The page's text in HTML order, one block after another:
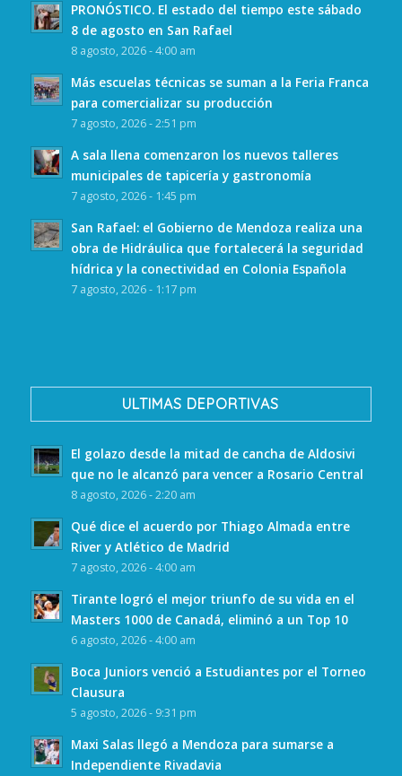
PRONÓSTICO. El estado del tiempo este sábado
8 de agosto en San Rafael
8 agosto, 2026 - 4:00 am
Más escuelas técnicas se suman a la Feria Franca
para comercializar su producción
7 agosto, 2026 - 2:51 pm
A sala llena comenzaron los nuevos talleres
municipales de tapicería y gastronomía
7 agosto, 2026 - 1:45 pm
San Rafael: el Gobierno de Mendoza realiza una
obra de Hidráulica que fortalecerá la seguridad
hídrica y la conectividad en Colonia Española
7 agosto, 2026 - 1:17 pm
ULTIMAS DEPORTIVAS
El golazo desde la mitad de cancha de Aldosivi
que no le alcanzó para vencer a Rosario Central
8 agosto, 2026 - 2:20 am
Qué dice el acuerdo por Thiago Almada entre
River y Atlético de Madrid
7 agosto, 2026 - 4:00 am
Tirante logró el mejor triunfo de su vida en el
Masters 1000 de Canadá, eliminó a un Top 10
6 agosto, 2026 - 4:00 am
Boca Juniors venció a Estudiantes por el Torneo
Clausura
5 agosto, 2026 - 9:31 pm
Maxi Salas llegó a Mendoza para sumarse a
Independiente Rivadavia